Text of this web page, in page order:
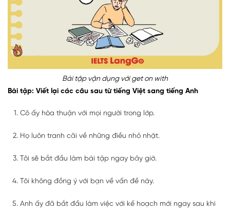
Bài tập vận dụng với get on with
Bài tập: Viết lại các câu sau từ tiếng Việt sang tiếng Anh
Cô ấy hòa thuận với mọi người trong lớp.
Họ luôn tranh cãi về những điều nhỏ nhặt.
Tôi sẽ bắt đầu làm bài tập ngay bây giờ.
Tôi không đồng ý với bạn về vấn đề này.
Anh ấy đã bắt đầu làm việc với kế hoạch mới ngay sau khi